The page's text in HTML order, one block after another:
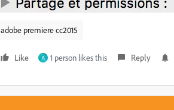
adobe premiere cc2015
Like A 1 person likes this Reply